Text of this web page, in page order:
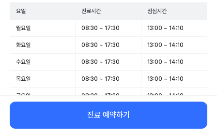
요일 진료시간 점심시간
월요일 08:30 ~ 17:30 13:00 ~ 14:10
화요일 08:30 ~ 17:30 13:00 ~ 14:10
수요일 08:30 ~ 17:30 13:00 ~ 14:10
목요일 08:30 ~ 17:30 13:00 ~ 14:10
금요일 08:30 ~ 17:30 13:00 ~ 14:10
08:30 ~ 13:00
일요일 휴무 -
진료 예약하기